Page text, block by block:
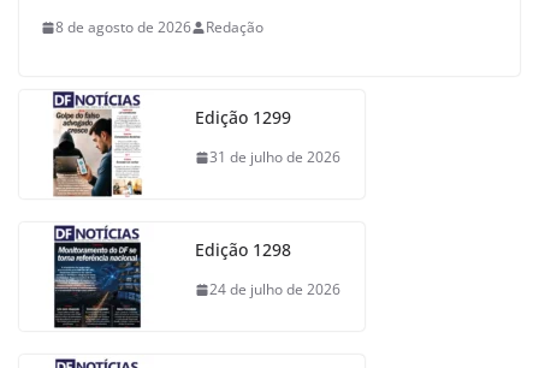
8 de agosto de 2026 Redação
Edição 1299
31 de julho de 2026
Edição 1298
24 de julho de 2026